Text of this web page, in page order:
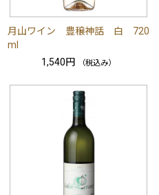
月山ワイン 豊穣神話 白 720
ml
1,540円
（税込み）